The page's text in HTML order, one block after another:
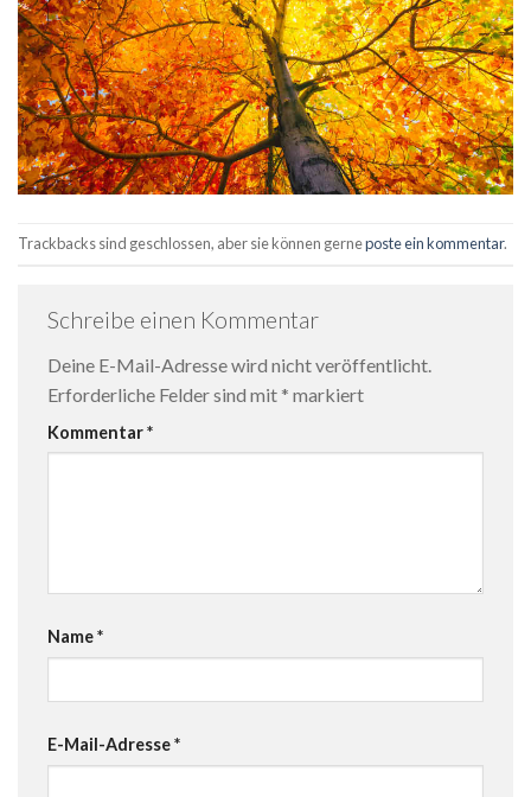
Trackbacks sind geschlossen, aber sie können gerneposte ein kommentar.
Schreibe einen Kommentar
Deine E-Mail-Adresse wird nicht veröffentlicht.
Erforderliche Felder sind mit * markiert
Kommentar*
Name*
E-Mail-Adresse*